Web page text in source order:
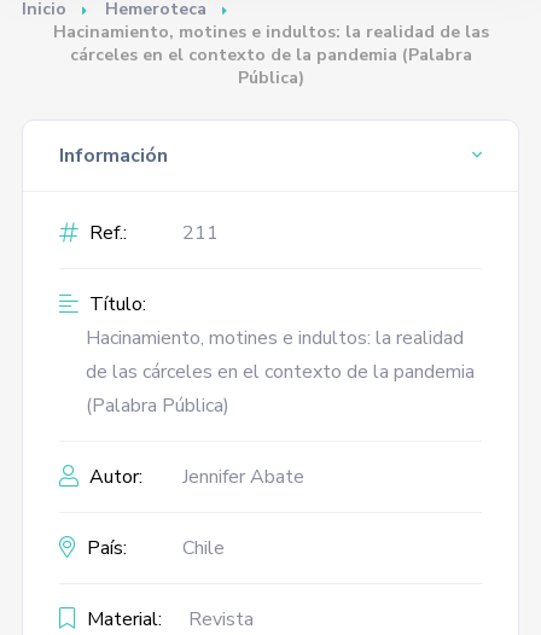
Inicio
Hemeroteca
Hacinamiento, motines e indultos: la realidad de las
cárceles en el contexto de la pandemia (Palabra
Pública)
Información
Ref.: 211
Título:
Hacinamiento, motines e indultos: la realidad
de las cárceles en el contexto de la pandemia
(Palabra Pública)
Autor: Jennifer Abate
País: Chile
Material: Revista